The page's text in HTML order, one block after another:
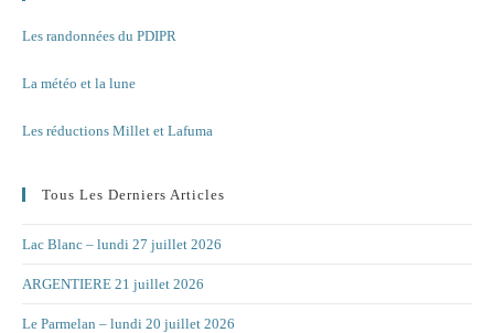
Les randonnées du PDIPR
La météo et la lune
Les réductions Millet et Lafuma
Tous Les Derniers Articles
Lac Blanc – lundi 27 juillet 2026
ARGENTIERE 21 juillet 2026
Le Parmelan – lundi 20 juillet 2026